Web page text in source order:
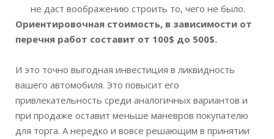
не даст воображению строить то, чего не было.
Ориентировочная стоимость, в зависимости от
перечня работ составит от 100$ до 500$.
И это точно выгодная инвестиция в ликвидность
вашего автомобиля. Это повысит его
привлекательность среди аналогичных вариантов и
при продаже оставит меньше маневров покупателю
для торга. А нередко и вовсе решающим в принятии